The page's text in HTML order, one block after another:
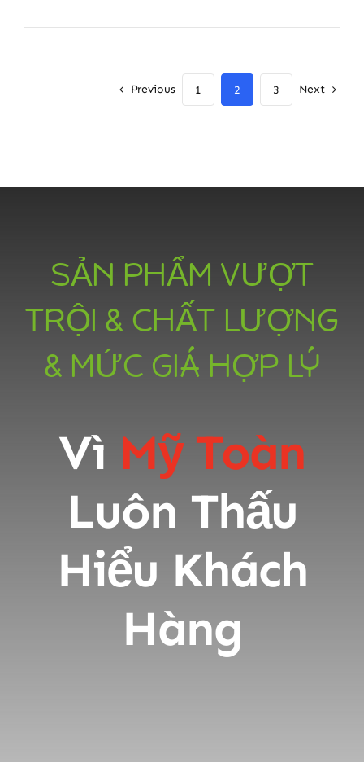
Previous 1 2 3 Next
SẢN PHẨM VƯỢT
TRỘI & CHẤT LƯỢNG
& MỨC GIÁ HỢP LÝ
Vì Mỹ Toàn
Luôn Thấu
Hiểu Khách
Hàng